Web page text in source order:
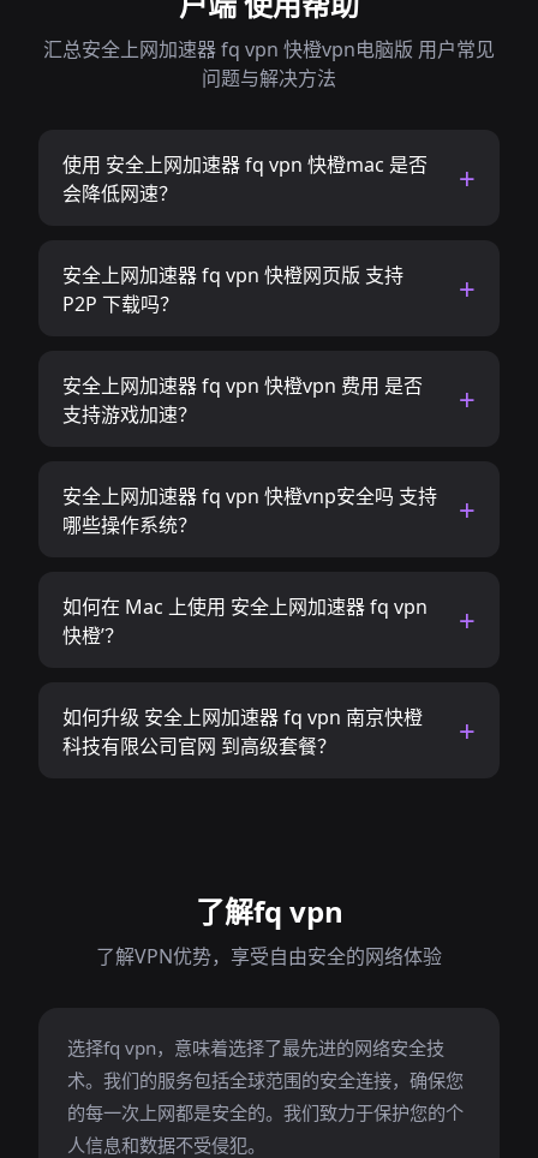
汇总安全上网加速器 fq vpn 快橙vpn电脑版 用户常见
问题与解决方法
使用 安全上网加速器 fq vpn 快橙mac 是否
会降低网速？
安全上网加速器 fq vpn 快橙网页版 支持
P2P 下载吗？
安全上网加速器 fq vpn 快橙vpn 费用 是否
支持游戏加速？
安全上网加速器 fq vpn 快橙vnp安全吗 支持
哪些操作系统？
如何在 Mac 上使用 安全上网加速器 fq vpn
快橙’？
如何升级 安全上网加速器 fq vpn 南京快橙
科技有限公司官网 到高级套餐？
了解fq vpn
了解VPN优势，享受自由安全的网络体验
选择fq vpn，意味着选择了最先进的网络安全技
术。我们的服务包括全球范围的安全连接，确保您
的每一次上网都是安全的。我们致力于保护您的个
人信息和数据不受侵犯。